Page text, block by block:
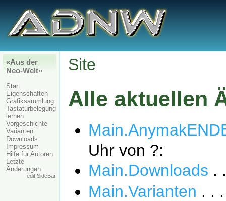
«Aus der
Neo-Welt»
Start
Eigenschaften
Grafiksammlung
Tastaturbelegung
lernen
Vorgeschichte
Varianten
Downloads
Impressum
Hilfe für Autoren
Letzte
Änderungen
edit SideBar
Site
Alle aktuellen
Uhr von ?:
Main.Downloads .
Main.Varianten . .